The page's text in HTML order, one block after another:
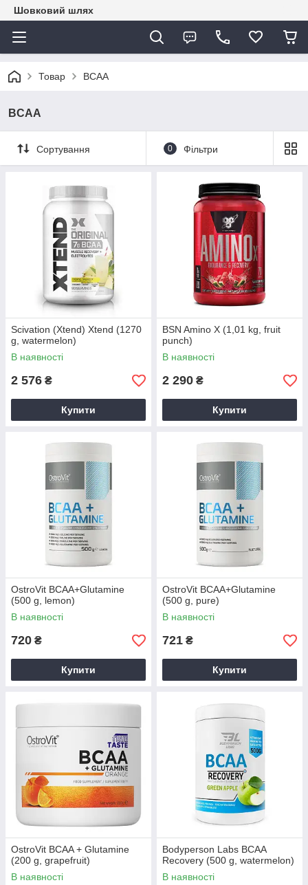
Шовковий шлях
Товар BCAA
BCAA
Сортування 0 Фільтри
Scivation (Xtend) Xtend (1270
g, watermelon)
В наявності
2 576 ₴
Купити
BSN Amino X (1,01 kg, fruit
punch)
В наявності
2 290 ₴
Купити
OstroVit BCAA+Glutamine
(500 g, lemon)
В наявності
720 ₴
Купити
OstroVit BCAA+Glutamine
(500 g, pure)
В наявності
721 ₴
Купити
OstroVit BCAA + Glutamine
(200 g, grapefruit)
В наявності
Bodyperson Labs BCAA
Recovery (500 g, watermelon)
В наявності